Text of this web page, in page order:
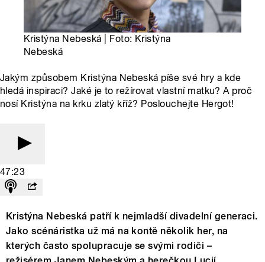
Kristýna Nebeská | Foto: Kristýna
Nebeská
Jakým způsobem Kristýna Nebeská píše své hry a kde
hledá inspiraci? Jaké je to režírovat vlastní matku? A proč
nosí Kristýna na krku zlatý kříž? Poslouchejte Hergot!
47:23
Kristýna Nebeská patří k nejmladší divadelní generaci.
Jako scénáristka už má na kontě několik her, na
kterých často spolupracuje se svými rodiči –